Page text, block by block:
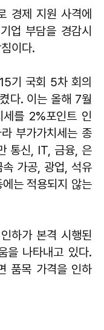
경제 지원 사격에
업 부담을 경감시
이다.
기 국회 5차 회의
다. 이는 올해 7월
를 2%포인트 인
부가가치세는 종
통신, IT, 금융, 은
가공, 광업, 석유
는 적용되지 않는
하가 본격 시행된
을 나타내고 있다.
품목 가격을 인하